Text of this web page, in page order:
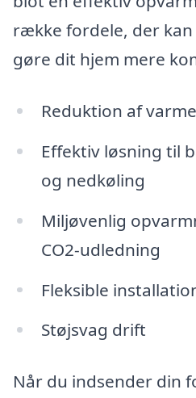
række fordele, der
gøre dit hjem mere
Reduktion af
Effektiv løsning til
og nedkøling
Miljøvenlig
CO2-udledning
Fleksible
Støjsvag drift
Når du indsender din